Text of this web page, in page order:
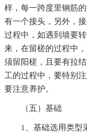
样，每一跨度里钢筋
有一个接头，另外，
过程中，如遇到墙要
来，在留槎的过程中
须留阳槎，且要有拉
工的过程中，要特别
要注意养护。
（五）基础
1、基础选用类